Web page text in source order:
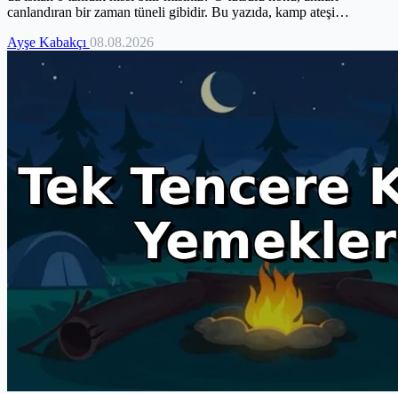
canlandıran bir zaman tüneli gibidir. Bu yazıda, kamp ateşi
geçiyoruz. Közlerin dilini anlamaktan, ateşte gizli farklı pişirme
tekniklerine ve folyoda pişen sulu lezzet sırlarına kadar birçok yeni
ufuk açacağız. Kamp mutfağınıza yepyeni bir boyut kazandıracak,
her lokmada doğayla bütünleştiğiniz anları yeniden yaratacak bu
Ayşe Kabakçı 08.08.2026